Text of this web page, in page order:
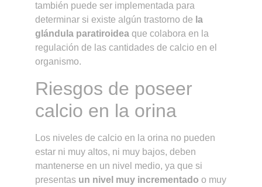
también puede ser implementada para
determinar si existe algún trastorno de la
glándula paratiroidea que colabora en la
regulación de las cantidades de calcio en el
organismo.
Riesgos de poseer
calcio en la orina
Los niveles de calcio en la orina no pueden
estar ni muy altos, ni muy bajos, deben
mantenerse en un nivel medio, ya que si
presentas un nivel muy incrementado o muy